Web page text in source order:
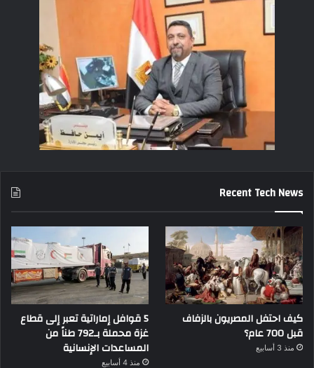
Recent Tech News
كيف احتفل المصريون بالزفاف
قبل 700 عام؟
منذ 3 أسابيع
5 قوافل إماراتية تعبر إلى قطاع
غزة محملة بـ792 طناً من
المساعدات الإنسانية
منذ 4 أسابيع